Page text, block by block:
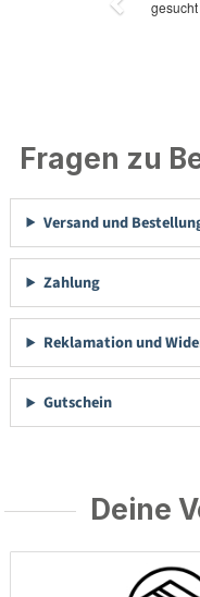
Fragen zu
Versand und
Zahlung
Reklamation und
Gutschein
Deine